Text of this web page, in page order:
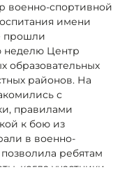
военно-спортивной
имени
прошли
неделю Центр
образовательных
районов. На
с
правилами
к бою из
в военно-
ребятам
когда участники